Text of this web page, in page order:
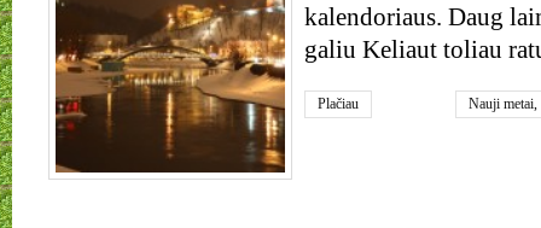
kalendoriaus. Daug
galiu Keliaut toliau
Plačiau Nauji metai,